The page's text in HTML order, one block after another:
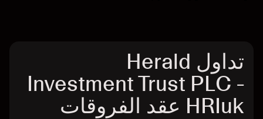
تداول Herald
Investment Trust PLC -
HRIuk عقد الفروقات